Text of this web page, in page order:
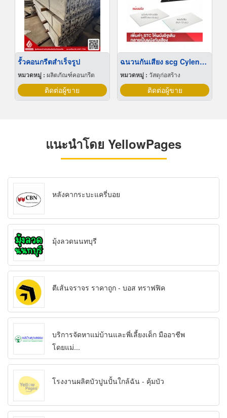
รั้วคอนกรีตสำเร็จรูป
หมวดหมู่ : ผลิตภัณฑ์คอนกรีต
ติดต่อผู้ขาย
ฉนวนกันเสียง scg Cylence Zoundblock
หมวดหมู่ : วัสดุก่อสร้าง
ติดต่อผู้ขาย
แนะนำโดย YellowPages
หลังคากระบะแครี่บอย
มุ้งลวดนนทบุรี
ตีเส้นจราจร ราคาถูก - บอส ทราฟฟิค
บริการจัดหาแม่บ้านและพี่เลี้ยงเด็ก มืออาชีพ
โดยแม่...
โรงงานผลิตบัวปูนปั้นใกล้ฉัน - คุ้มบัว